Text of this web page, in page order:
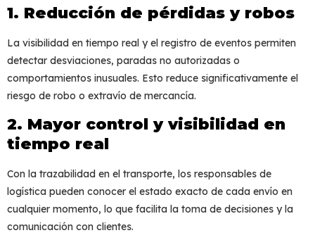
1. Reducción de pérdidas y robos
La visibilidad en tiempo real y el registro de eventos permiten
detectar desviaciones, paradas no autorizadas o
comportamientos inusuales. Esto reduce significativamente el
riesgo de robo o extravío de mercancía.
2. Mayor control y visibilidad en
tiempo real
Con la trazabilidad en el transporte, los responsables de
logística pueden conocer el estado exacto de cada envío en
cualquier momento, lo que facilita la toma de decisiones y la
comunicación con clientes.